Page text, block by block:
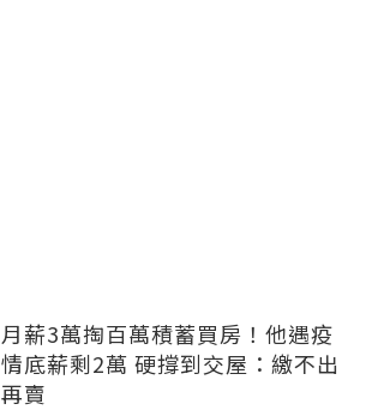
月薪3萬掏百萬積蓄買房！他遇疫
情底薪剩2萬 硬撐到交屋：繳不出
再賣